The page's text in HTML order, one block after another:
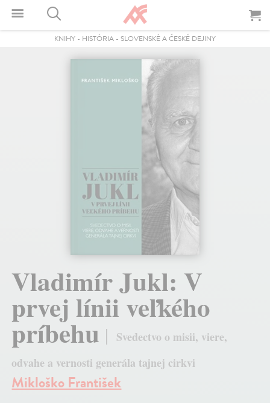
KNIHY - HISTÓRIA - SLOVENSKÉ A ČESKÉ DEJINY
Vladimír Jukl: V
prvej línii veľkého
príbehu
Svedectvo o misii, viere,
odvahe a vernosti generála tajnej cirkvi
Mikloško František